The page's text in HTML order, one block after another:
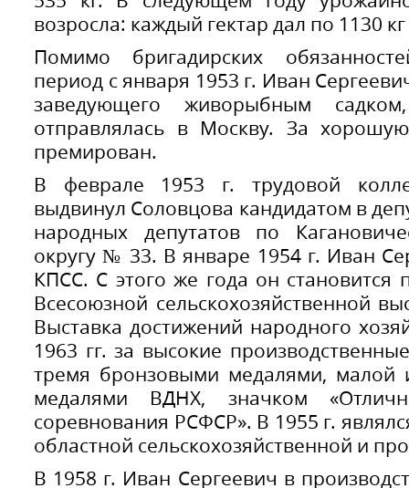
возросла: каждый гектар дал по 1130
Помимо бригадирских
период с января 1953 г. Иван
заведующего живорыбным
отправлялась в Москву. За
премирован.
В феврале 1953 г. трудовой
выдвинул Соловцова кандидатом в
народных депутатов по
округу № 33. В январе 1954 г. Иван
КПСС. С этого же года он становится
Всесоюзной сельскохозяйственной
Выставка достижений народного
1963 гг. за высокие
тремя бронзовыми медалями, малой
медалями ВДНХ, значком
соревнования РСФСР». В 1955 г.
областной сельскохозяйственной и
В 1958 г. Иван Сергеевич в